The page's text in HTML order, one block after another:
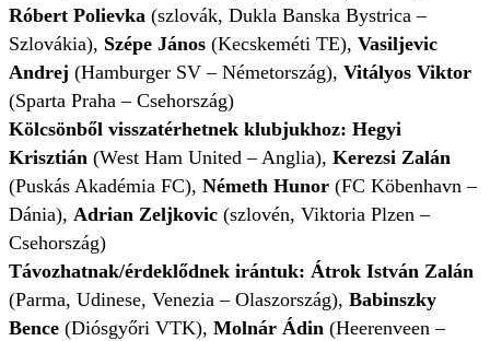
Róbert Polievka (szlovák, Dukla Banska Bystrica –
Szlovákia), Szépe János (Kecskeméti TE), Vasiljevic
Andrej (Hamburger SV – Németország), Vitályos Viktor
(Sparta Praha – Csehország)
Kölcsönből visszatérhetnek klubjukhoz: Hegyi
Krisztián (West Ham United – Anglia), Kerezsi Zalán
(Puskás Akadémia FC), Németh Hunor (FC Köbenhavn –
Dánia), Adrian Zeljkovic (szlovén, Viktoria Plzen –
Csehország)
Távozhatnak/érdeklődnek irántuk: Átrok István Zalán
(Parma, Udinese, Venezia – Olaszország), Babinszky
Bence (Diósgyőri VTK), Molnár Ádin (Heerenveen –